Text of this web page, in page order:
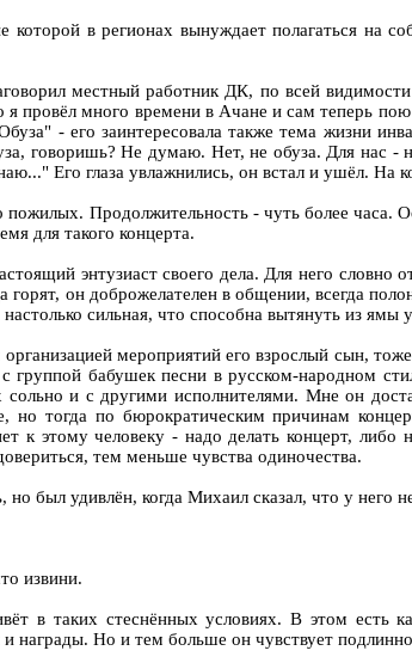
которой в регионах вынуждает полагаться на
местный работник ДК, по всей
провёл много времени в Ачане и сам теперь
- его заинтересовала также тема жизни
говоришь? Не думаю. Нет, не обуза. Для нас
Его глаза увлажнились, он встал и ушёл. На
Продолжительность - чуть более часа.
для такого концерта.
энтузиаст своего дела. Для него
он доброжелателен в общении, всегда
сильная, что способна вытянуть из ямы
мероприятий его взрослый сын,
группой бабушек песни в русском-народном
и с другими исполнителями. Мне он
тогда по бюрократическим причинам
к этому человеку - надо делать концерт,
тем меньше чувства одиночества.
был удивлён, когда Михаил сказал, что у него
извини.
в таких стеснённых условиях. В этом есть
Но и тем больше он чувствует